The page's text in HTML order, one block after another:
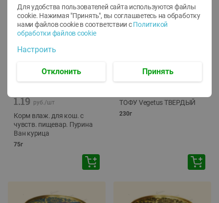
1.19 руб./шт
Корм влаж. для кош. с
чувств. пищевар. Пурина
Ван курица
75г
ТОФУ Vegetus ТВЕРДЫЙ
230г
Для удобства пользователей сайта используются файлы
cookie. Нажимая "Принять", вы соглашаетесь на обработку
нами файлов cookie в соответствии с Политикой
обработки файлов cookie
Настроить
Отклонить Принять